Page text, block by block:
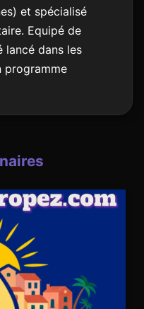
et spécialisé
Equipé de
lancé dans les
programme